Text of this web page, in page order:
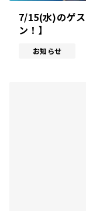
7/15(水)のゲ
ン！】
お知らせ